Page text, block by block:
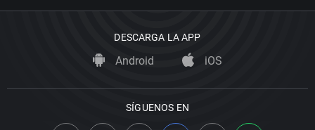
DESCARGA LA APP
Android iOS
SÍGUENOS EN